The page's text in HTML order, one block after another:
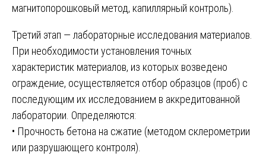
магнитопорошковый метод, капиллярный контроль).
Третий этап — лабораторные исследования материалов.
При необходимости установления точных
характеристик материалов, из которых возведено
ограждение, осуществляется отбор образцов (проб) с
последующим их исследованием в аккредитованной
лаборатории. Определяются:
• Прочность бетона на сжатие (методом склерометрии
или разрушающего контроля).